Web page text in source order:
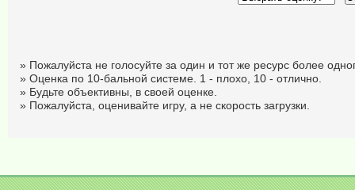
» Пожалуйста не голосуйте за один и тот же ресурс более
» Оценка по 10-бальной системе. 1 - плохо, 10 - отлично.
» Будьте объективны, в своей оценке.
» Пожалуйста, оценивайте игру, а не скорость загрузки.